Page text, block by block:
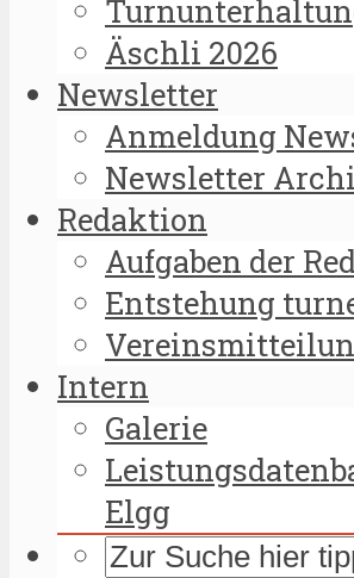
Äschli 2026
Newsletter
Anmeldung
Newsletter
Redaktion
Aufgaben der
Entstehung
Intern
Galerie
Elgg